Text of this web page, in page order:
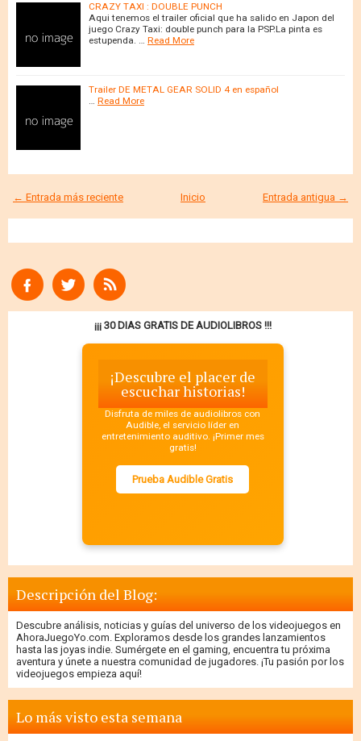
CRAZY TAXI : DOUBLE PUNCH
Aqui tenemos el trailer oficial que ha salido en Japon del
juego Crazy Taxi: double punch para la PSP.La pinta es
estupenda. … Read More
Trailer DE METAL GEAR SOLID 4 en español
… Read More
← Entrada más reciente Entrada antigua →
Inicio
¡¡¡ 30 DIAS GRATIS DE AUDIOLIBROS !!!
¡Descubre el placer de
escuchar historias!
Disfruta de miles de audiolibros con
Audible, el servicio líder en
entretenimiento auditivo. ¡Primer mes
gratis!
Prueba Audible Gratis
Descripción del Blog:
Descubre análisis, noticias y guías del universo de los videojuegos en
AhoraJuegoYo.com. Exploramos desde los grandes lanzamientos
hasta las joyas indie. Sumérgete en el gaming, encuentra tu próxima
aventura y únete a nuestra comunidad de jugadores. ¡Tu pasión por los
videojuegos empieza aquí!
Lo más visto esta semana